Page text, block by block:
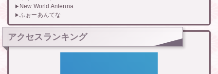
New World Antenna
ふぉーあんてな
アクセスランキング